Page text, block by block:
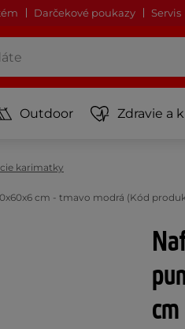
Darčekové poukazy Servis
Outdoor Zdravie a
karimatky
cm - tmavo modrá (Kód